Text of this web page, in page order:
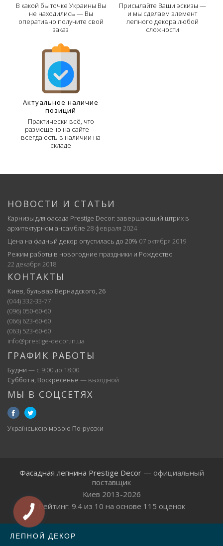
В какой бы точке Украины Вы
не находились — Вы
оперативно получите свой
заказ
Присылайте Ваши эскизы —
и мы сделаем элемент
лепного декора любой
сложности
Актуальное наличие
позиций
Практически всё, что
размещено на сайте —
всегда есть в наличии на
складе
НОВОСТИ И СТАТЬИ
Карнизы для фасада Prestige Decor: завершающий штрих в
архитектурном ансамбле 28 февраля 2024
Цена на фадный декор опустилась до 20% 07 октября 2019
Режим работы в новогодние праздники и Рождество
22 декабря 2018
КОНТАКТЫ
Киев, бульвар Вернадского, 26
(044) 332-33-77
(096) 050-60-60
(066) 623-60-60
(063) 523-60-60
info@prestige-decor.in.ua
ГРАФИК РАБОТЫ
Будни — с 9:00 до 18:00
Суббота, Воскресенье — выходной
МЫ В СОЦСЕТЯХ
Українською мовою По-русски
Фасадная лепнина Prestige Decor— официальный
поставщик
Киев 2013-2026
Рейтинг: 9.4из 10 на основе 115 оценок
ЛЕПНОЙ ДЕКОР